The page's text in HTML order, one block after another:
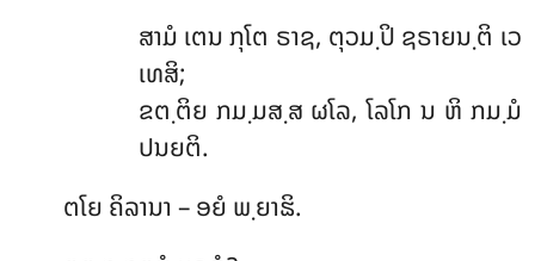
ສາມໍ ເຕນ ກຸໂຕ ຣາຊ, ຕຸວມ຺ປິ ຊຣາຍນ຺ຕິ ເວ
ເທສິ;
ຂຕ຺ຕິຍ ກມ຺ມສ຺ສ ຜໂລ, ໂລໂກ ນ ຫິ ກມ຺ມໍ
ປນຍຕິ.
ຕໂຍ ຄິລານາ – ອຍໍ ພ຺ຍາຘິ.